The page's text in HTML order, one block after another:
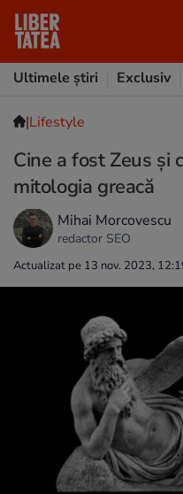
Ultimele știri
Exclusiv
|Lifestyle
Cine a fost Zeus și
mitologia greacă
Mihai Morcovescu
redactor SEO
Actualizat pe 13 nov. 2023,